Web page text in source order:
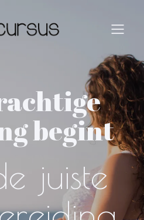
begint
juiste